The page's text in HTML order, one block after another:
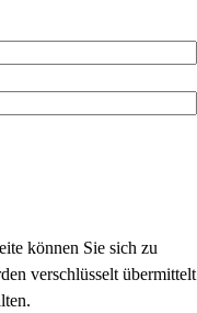
können Sie sich zu
verschlüsselt übermittelt